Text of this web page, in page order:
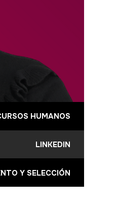
HUMANOS
LINKEDIN
Y SELECCIÓN